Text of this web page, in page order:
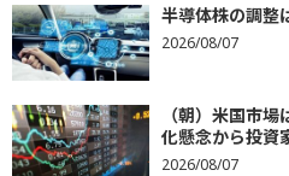
半導体株の調整
2026/08/07
（朝）米国市
化懸念から投資
2026/08/07